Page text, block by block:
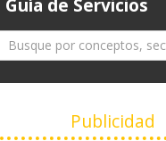
Publicidad